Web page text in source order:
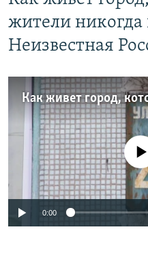
жители никогда
Неизвестная
No media source
0:00